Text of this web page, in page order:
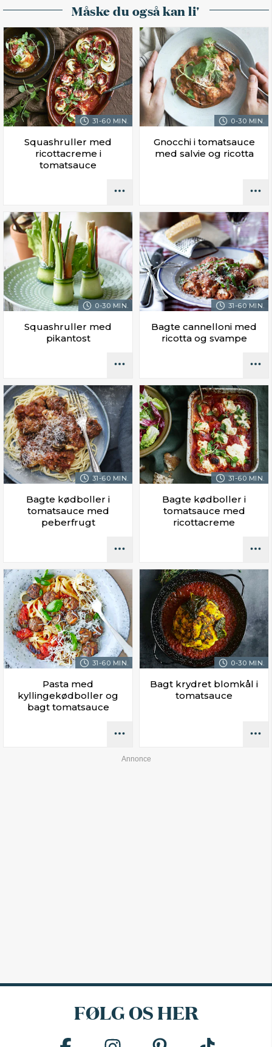
Måske du også kan li'
31-60 MIN.
Squashruller med
ricottacreme i
tomatsauce
0-30 MIN.
Gnocchi i tomatsauce
med salvie og ricotta
0-30 MIN.
Squashruller med
pikantost
31-60 MIN.
Bagte cannelloni med
ricotta og svampe
31-60 MIN.
Bagte kødboller i
tomatsauce med
peberfrugt
31-60 MIN.
Bagte kødboller i
tomatsauce med
ricottacreme
31-60 MIN.
Pasta med
kyllingekødboller og
bagt tomatsauce
0-30 MIN.
Bagt krydret blomkål i
tomatsauce
FØLG OS HER